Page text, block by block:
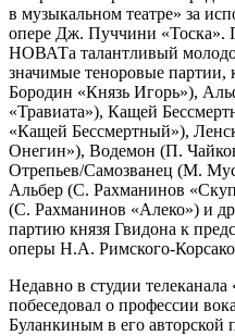
в музыкальном театре» за
опере Дж. Пуччини «Тоска».
НОВАТа талантливый
значимые теноровые
Бородин «Князь Игорь»),
«Травиата»), Кащей
«Кащей Бессмертный»),
Онегин»), Водемон (П.
Отрепьев/Самозванец (М.
Альбер (С. Рахманинов
(С. Рахманинов «Алеко») и
партию князя Гвидона к
оперы Н.А. Римского-
Недавно в студии
побеседовал о профессии
Буланкиным в его авторской